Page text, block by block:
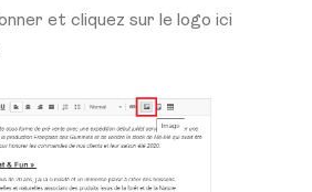
et cliquez sur le logo ici